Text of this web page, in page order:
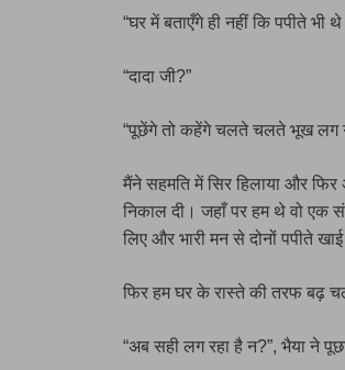
“घर में बताएँगे ही नहीं कि पपीते भी
“दादा जी?”
“पूछेंगे तो कहेंगे चलते चलते भूख लग
मैंने सहमति में सिर हिलाया और
निकाल दी। जहाँ पर हम थे वो एक
लिए और भारी मन से दोनों पपीते
फिर हम घर के रास्ते की तरफ बढ़
“अब सही लग रहा है न?”, भैया ने